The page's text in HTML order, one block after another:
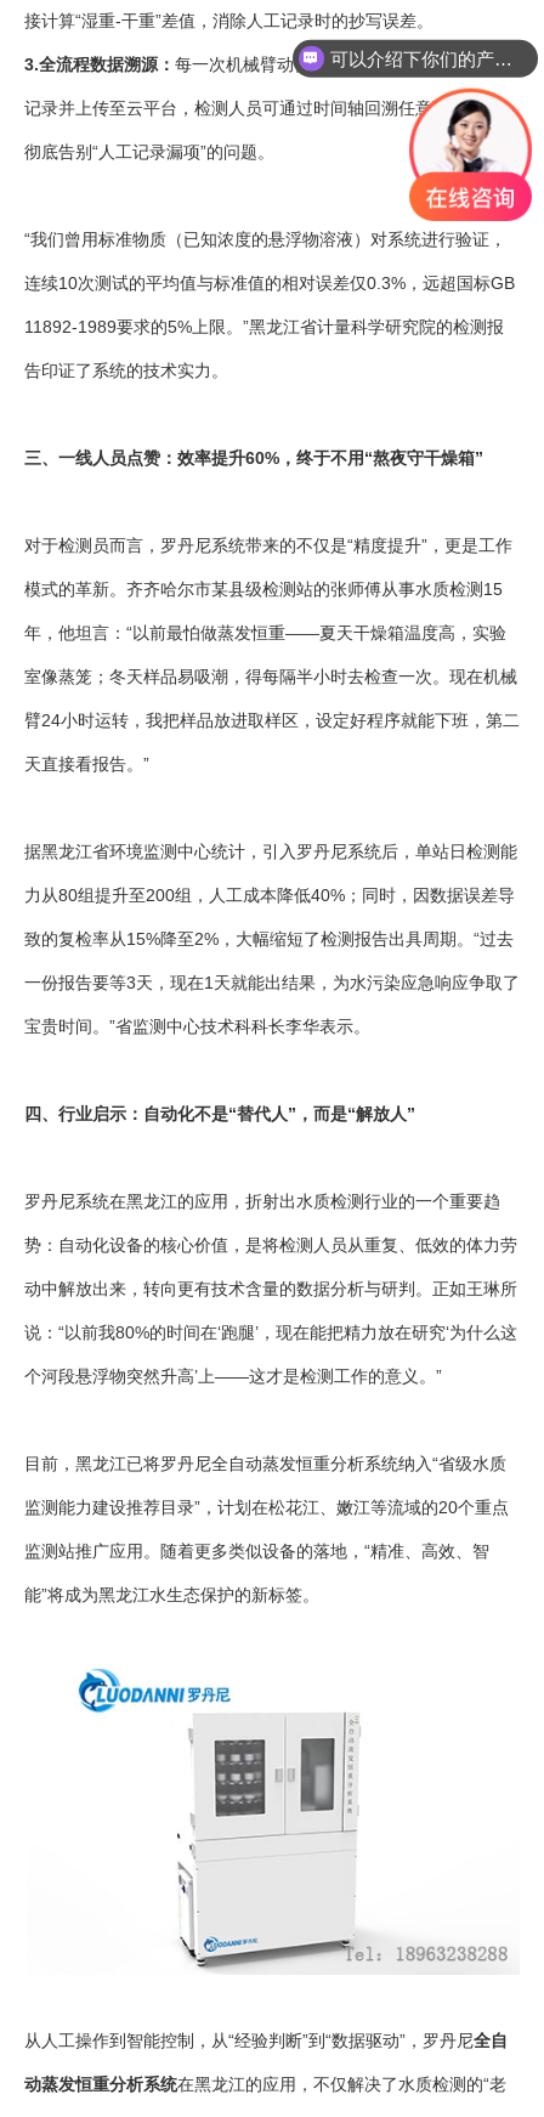
接计算“湿重-干重”差值，消除人工记录时的抄写误差。
3.全流程数据溯源： 每一次机械臂动作、天平读数、温度变化均被
记录并上传至云平台，检测人员可通过时间轴回溯任意环节数据，
彻底告别“人工记录漏项”的问题。
“我们曾用标准物质（已知浓度的悬浮物溶液）对系统进行验证，
连续10次测试的平均值与标准值的相对误差仅0.3%，远超国标GB
11892-1989要求的5%上限。”黑龙江省计量科学研究院的检测报
告印证了系统的技术实力。
三、一线人员点赞：效率提升60%，终于不用“熬夜守干燥箱”
对于检测员而言，罗丹尼系统带来的不仅是“精度提升”，更是工作
模式的革新。齐齐哈尔市某县级检测站的张师傅从事水质检测15
年，他坦言：“以前最怕做蒸发恒重——夏天干燥箱温度高，实验
室像蒸笼；冬天样品易吸潮，得每隔半小时去检查一次。现在机械
臂24小时运转，我把样品放进取样区，设定好程序就能下班，第二
天直接看报告。”
据黑龙江省环境监测中心统计，引入罗丹尼系统后，单站日检测能
力从80组提升至200组，人工成本降低40%；同时，因数据误差导
致的复检率从15%降至2%，大幅缩短了检测报告出具周期。“过去
一份报告要等3天，现在1天就能出结果，为水污染应急响应争取了
宝贵时间。”省监测中心技术科科长李华表示。
四、行业启示：自动化不是“替代人”，而是“解放人”
罗丹尼系统在黑龙江的应用，折射出水质检测行业的一个重要趋
势：自动化设备的核心价值，是将检测人员从重复、低效的体力劳
动中解放出来，转向更有技术含量的数据分析与研判。正如王琳所
说：“以前我80%的时间在‘跑腿’，现在能把精力放在研究‘为什么这
个河段悬浮物突然升高’上——这才是检测工作的意义。”
目前，黑龙江已将罗丹尼全自动蒸发恒重分析系统纳入“省级水质
监测能力建设推荐目录”，计划在松花江、嫩江等流域的20个重点
监测站推广应用。随着更多类似设备的落地，“精准、高效、智
能”将成为黑龙江水生态保护的新标签。
从人工操作到智能控制，从“经验判断”到“数据驱动”，罗丹尼全自
动蒸发恒重分析系统在黑龙江的应用，不仅解决了水质检测的“老
可以介绍下你们的产品么